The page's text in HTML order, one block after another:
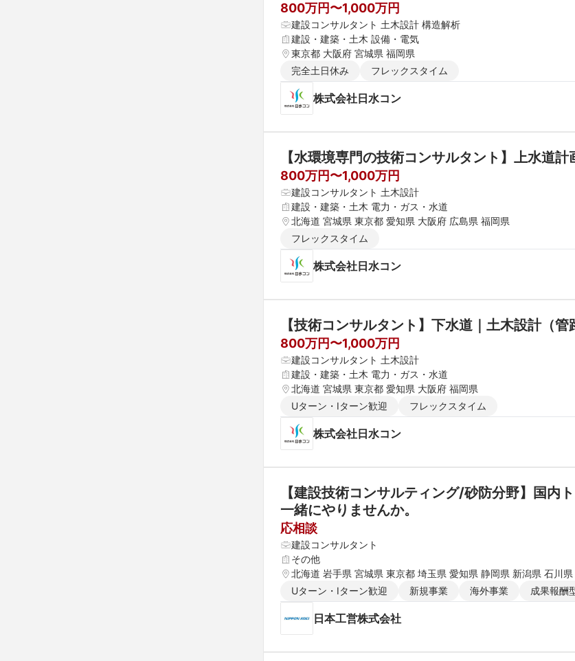
800万円〜1,000万円
建設コンサルタント 土木設計 構造解析
建設・建築・土木 設備・電気
東京都 大阪府 宮城県 福岡県
完全土日休み
フレックスタイム
株式会社日水コン
【水環境専門の技術コンサルタント】上水道
800万円〜1,000万円
建設コンサルタント 土木設計
建設・建築・土木 電力・ガス・水道
北海道 宮城県 東京都 愛知県 大阪府 広島県 福岡県
フレックスタイム
株式会社日水コン
【技術コンサルタント】下水道｜土木設計（管
800万円〜1,000万円
建設コンサルタント 土木設計
建設・建築・土木 電力・ガス・水道
北海道 宮城県 東京都 愛知県 大阪府 福岡県
Uターン・Iターン歓迎
フレックスタイム
株式会社日水コン
【建設技術コンサルティング/砂防分野】国内
一緒にやりませんか。
応相談
建設コンサルタント
その他
北海道 岩手県 宮城県 東京都 埼玉県 愛知県 静岡県 新潟県 石川
Uターン・Iターン歓迎
新規事業 海外事業 成果報酬
日本工営株式会社